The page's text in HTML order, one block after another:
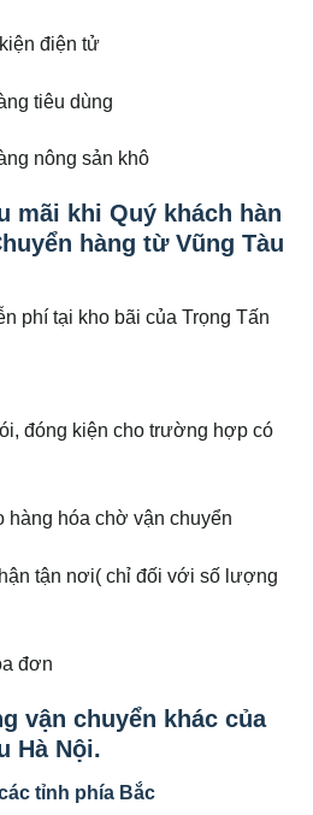
điện tử
tiêu dùng
nông sản khô
mãi khi Quý khách hàn
hàng từ Vũng Tàu
phí tại kho bãi của Trọng Tấn
đóng kiện cho trường hợp có
hàng hóa chờ vận chuyển
tận nơi( chỉ đối với số lượng
đơn
vận chuyển khác của
Hà Nội.
tỉnh phía Bắc